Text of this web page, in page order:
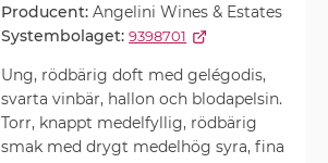
Producent:Angelini Wines & Estates
Systembolaget: 9398701
Ung, rödbärig doft med gelégodis,
svarta vinbär, hallon och blodapelsin.
Torr, knappt medelfyllig, rödbärig
smak med drygt medelhög syra, fina